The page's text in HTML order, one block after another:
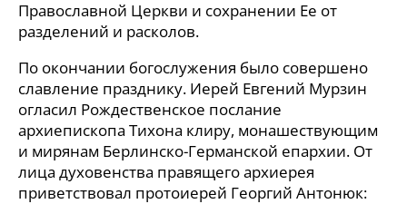
Православной Церкви и сохранении Ее от
разделений и расколов.
По окончании богослужения было совершено
славление празднику. Иерей Евгений Мурзин
огласил Рождественское послание
архиепископа Тихона клиру, монашествующим
и мирянам Берлинско-Германской епархии. От
лица духовенства правящего архиерея
приветствовал протоиерей Георгий Антонюк: